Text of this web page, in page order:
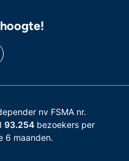
nv FSMA nr.
93.254bezoekers per
6 maanden.